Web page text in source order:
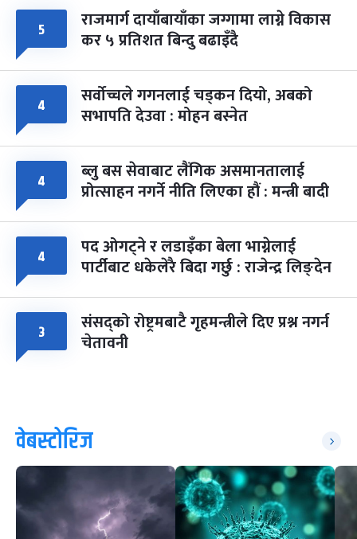
५ राजमार्ग दायाँबायाँका जग्गामा लाग्ने विकास
कर ५ प्रतिशत बिन्दु बढाइँदै
४ सर्वोच्चले गगनलाई चड्कन दियो, अबको
सभापति देउवा : मोहन बस्नेत
४ ब्लु बस सेवाबाट लैंगिक असमानतालाई
प्रोत्साहन नगर्ने नीति लिएका हौं : मन्त्री बादी
४ पद ओगट्ने र लडाइँका बेला भाग्नेलाई
पार्टीबाट धकेलेरै बिदा गर्छु : राजेन्द्र लिङ्देन
३ संसद्को रोष्ट्रमबाटै गृहमन्त्रीले दिए प्रश्न नगर्न
चेतावनी
वेबस्टोरिज